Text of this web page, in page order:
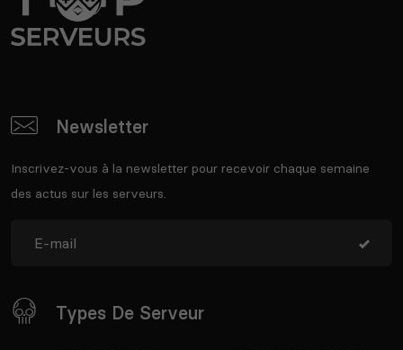
Newsletter
Inscrivez-vous à la newsletter pour recevoir chaque semaine
des actus sur les serveurs.
Types De Serveur